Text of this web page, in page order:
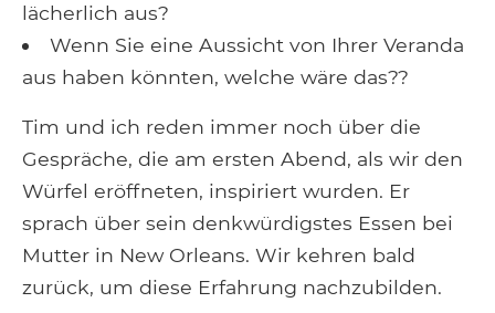
lächerlich aus?
Wenn Sie eine Aussicht von Ihrer Veranda
aus haben könnten, welche wäre das??
Tim und ich reden immer noch über die
Gespräche, die am ersten Abend, als wir den
Würfel eröffneten, inspiriert wurden. Er
sprach über sein denkwürdigstes Essen bei
Mutter in New Orleans. Wir kehren bald
zurück, um diese Erfahrung nachzubilden.